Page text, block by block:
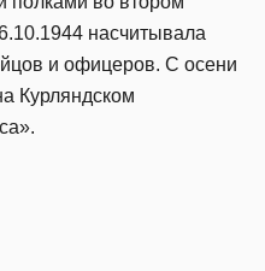
насчитывала
и офицеров. С осени
Курляндском